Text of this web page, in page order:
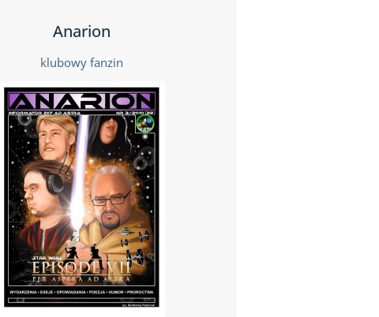
Anarion
klubowy fanzin